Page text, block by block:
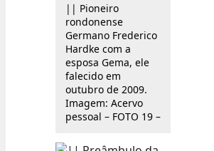
|| Pioneiro
rondonense
Germano Frederico
Hardke com a
esposa Gema, ele
falecido em
outubro de 2009.
Imagem: Acervo
pessoal – FOTO 19 –